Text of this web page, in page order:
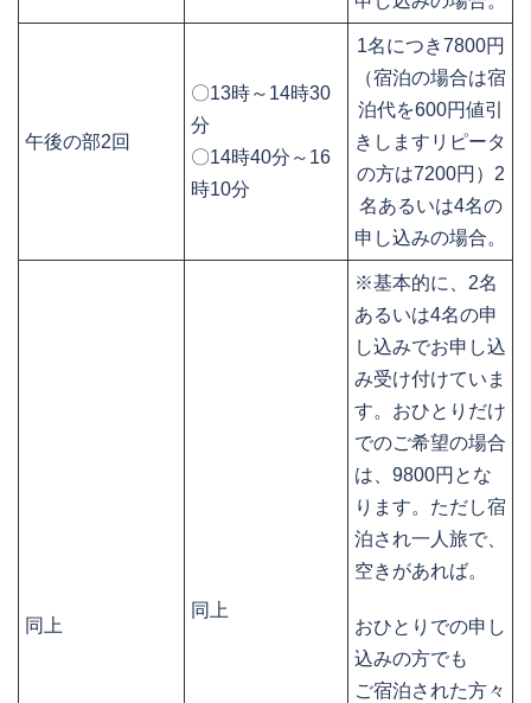
午後の部2回
〇13時～14時30
分
〇14時40分～16
時10分
1名につき7800円
（宿泊の場合は宿
泊代を600円値引
きしますリピータ
の方は7200円）2
名あるいは4名の
申し込みの場合。
同上
同上
※基本的に、2名
あるいは4名の申
し込みでお申し込
み受け付けていま
す。おひとりだけ
でのご希望の場合
は、9800円とな
ります。ただし宿
泊され一人旅で、
空きがあれば。
おひとりでの申し
込みの方でも
ご宿泊された方々